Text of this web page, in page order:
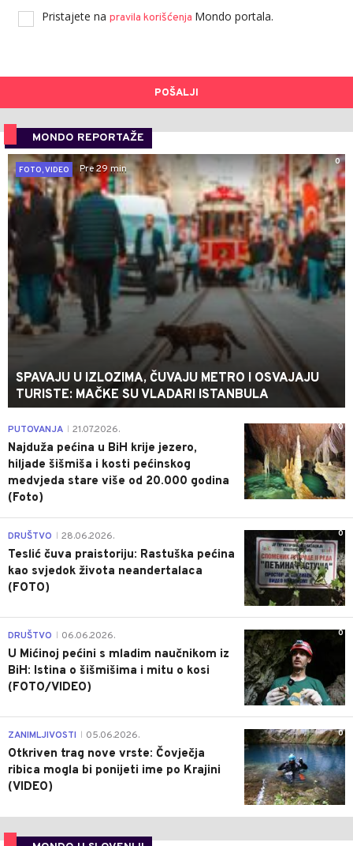
Pristajete na pravila korišćenja Mondo portala.
POŠALJI
MONDO REPORTAŽE
0
FOTO, VIDEO
Pre 29 min
SPAVAJU U IZLOZIMA, ČUVAJU METRO I OSVAJAJU
TURISTE: MAČKE SU VLADARI ISTANBULA
0
PUTOVANJA 21.07.2026.
Najduža pećina u BiH krije jezero,
hiljade šišmiša i kosti pećinskog
medvjeda stare više od 20.000 godina
(Foto)
0
DRUŠTVO 28.06.2026.
Teslić čuva praistoriju: Rastuška pećina
kao svjedok života neandertalaca
(FOTO)
0
DRUŠTVO 06.06.2026.
U Mićinoj pećini s mladim naučnikom iz
BiH: Istina o šišmišima i mitu o kosi
(FOTO/VIDEO)
0
ZANIMLJIVOSTI 05.06.2026.
Otkriven trag nove vrste: Čovječja
ribica mogla bi ponijeti ime po Krajini
(VIDEO)